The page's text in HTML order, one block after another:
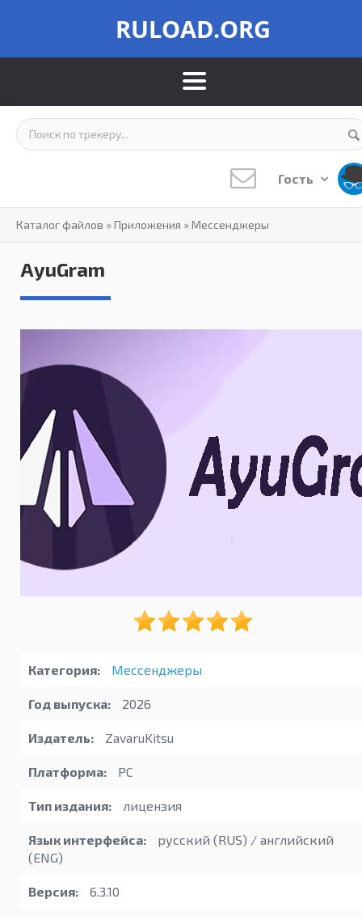
RULOAD.ORG
Гость
Каталог файлов »Приложения »Мессенджеры
AyuGram
Категория: Мессенджеры
Год выпуска: 2026
Издатель: ZavaruKitsu
Платформа: PC
Тип издания: лицензия
Язык интерфейса:
русский (RUS) / английский
(ENG)
Версия: 6.3.10